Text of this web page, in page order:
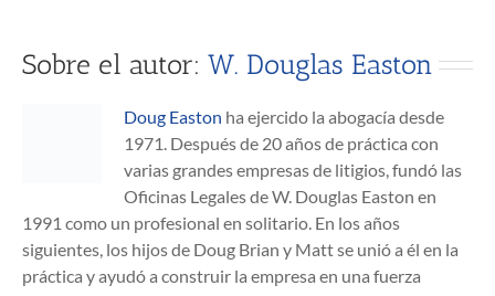
Sobre el autor: W. Douglas Easton
Doug Easton ha ejercido la abogacía desde
1971. Después de 20 años de práctica con
varias grandes empresas de litigios, fundó las
Oficinas Legales de W. Douglas Easton en
1991 como un profesional en solitario. En los años
siguientes, los hijos de Doug Brian y Matt se unió a él en la
práctica y ayudó a construir la empresa en una fuerza